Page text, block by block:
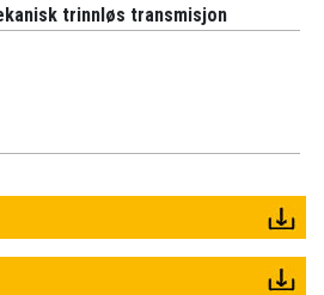
trinnløs transmisjon